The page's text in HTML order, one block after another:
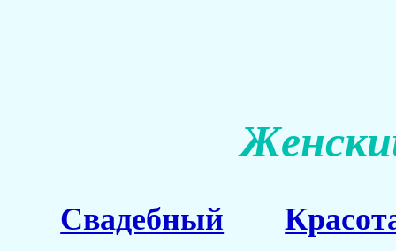
Свадебный